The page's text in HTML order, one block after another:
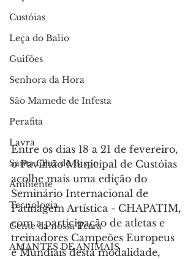
Custóias
Leça do Balio
Guifões
Senhora da Hora
São Mamede de Infesta
Perafita
Lavra
Santa Cruz do Bispo
Ambiente
Tecnologia
Gente da nossa Terra
AMANTES DE ANIMAIS
Entre os dias 18 a 21 de fevereiro,
o Pavilhão Municipal de Custóias
acolhe mais uma edição do
Seminário Internacional de
Patinagem Artística - CHAPATIM,
com a participação de atletas e
treinadores Campeões Europeus
e Mundiais desta modalidade,